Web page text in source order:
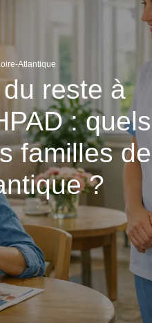
Atlantique
reste à
: quels
familles de
?